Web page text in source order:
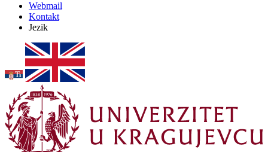
Webmail
Kontakt
Jezik